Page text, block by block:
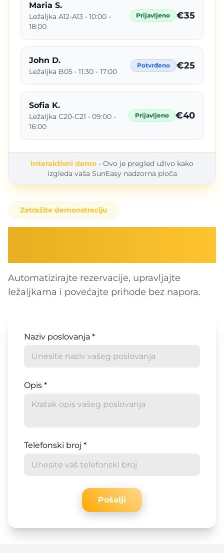
Zatražite demonstraciju
Automatizirajte rezervacije, upravljajte
ležaljkama i povećajte prihode bez napora.
Naziv poslovanja *
Opis *
Telefonski broj *
Pošalji
Maria S.
Ležaljka A12-A13 • 10:00 -
18:00
Prijavljeno €35
John D.
Ležaljka B05 • 11:30 - 17:00
Potvrđeno €25
Sofia K.
Ležaljka C20-C21 • 09:00 -
16:00
Prijavljeno €40
Interaktivni demo - Ovo je pregled uživo kako
izgleda vaša SunEasy nadzorna ploča